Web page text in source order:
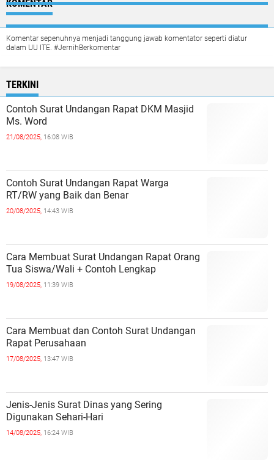
KOMENTAR
Komentar sepenuhnya menjadi tanggung jawab komentator seperti diatur
dalam UU ITE. #JernihBerkomentar
TERKINI
Contoh Surat Undangan Rapat DKM Masjid
Ms. Word
21/08/2025, 16:08 WIB
Contoh Surat Undangan Rapat Warga
RT/RW yang Baik dan Benar
20/08/2025, 14:43 WIB
Cara Membuat Surat Undangan Rapat Orang
Tua Siswa/Wali + Contoh Lengkap
19/08/2025, 11:39 WIB
Cara Membuat dan Contoh Surat Undangan
Rapat Perusahaan
17/08/2025, 13:47 WIB
Jenis-Jenis Surat Dinas yang Sering
Digunakan Sehari-Hari
14/08/2025, 16:24 WIB